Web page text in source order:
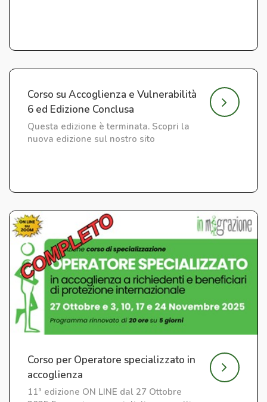
Corso su Accoglienza e Vulnerabilità
6 ed Edizione Conclusa
Questa edizione è terminata. Scopri la
nuova edizione sul nostro sito
Corso per Operatore specializzato in
accoglienza
11ª edizione ON LINE dal 27 Ottobre